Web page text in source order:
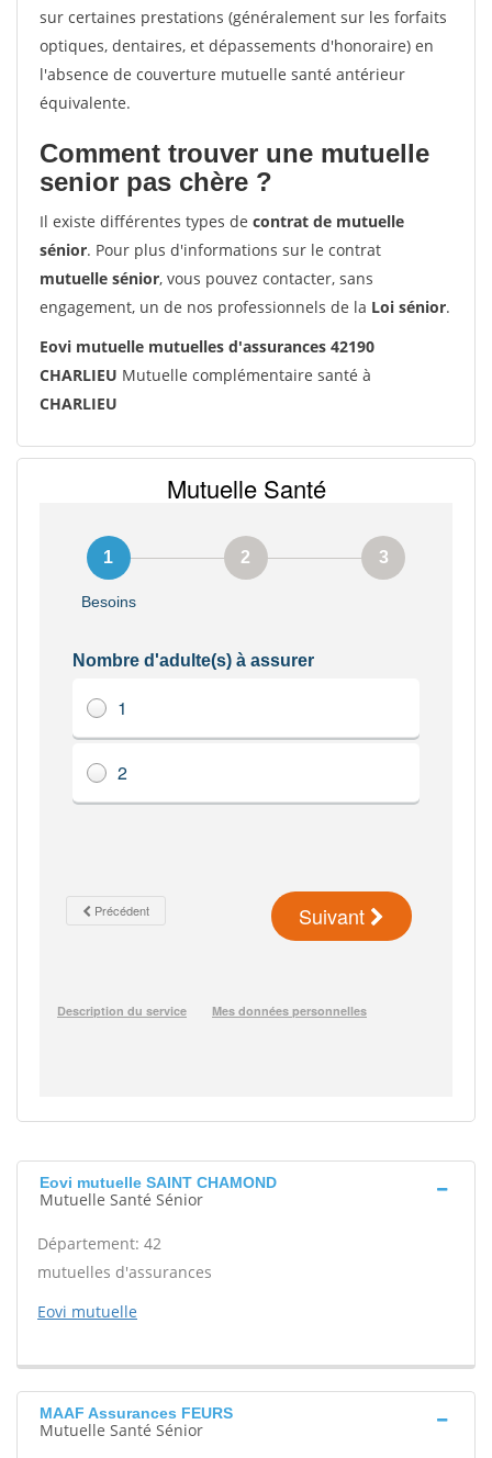
sur certaines prestations (généralement sur les forfaits
optiques, dentaires, et dépassements d'honoraire) en
l'absence de couverture mutuelle santé antérieur
équivalente.
Comment trouver une mutuelle
senior pas chère ?
Il existe différentes types de contrat de mutuelle
sénior. Pour plus d'informations sur le contrat
mutuelle sénior, vous pouvez contacter, sans
engagement, un de nos professionnels de la Loi sénior.
Eovi mutuelle mutuelles d'assurances 42190
CHARLIEU Mutuelle complémentaire santé à
CHARLIEU
Eovi mutuelle SAINT CHAMOND
Mutuelle Santé Sénior
Département: 42
mutuelles d'assurances
Eovi mutuelle
MAAF Assurances FEURS
Mutuelle Santé Sénior